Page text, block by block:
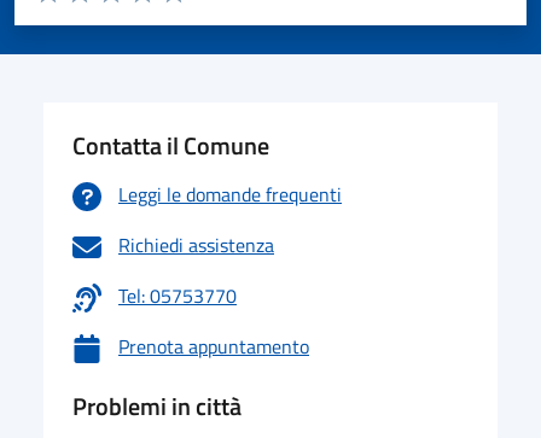
Valuta 5 stelle su 5
Valuta 4 stelle su 5
Valuta 3 stelle su 5
Valuta 2 stelle su 5
Valuta 1 stelle su 5
Contatta il Comune
Leggi le domande frequenti
Richiedi assistenza
Tel: 05753770
Prenota appuntamento
Problemi in città